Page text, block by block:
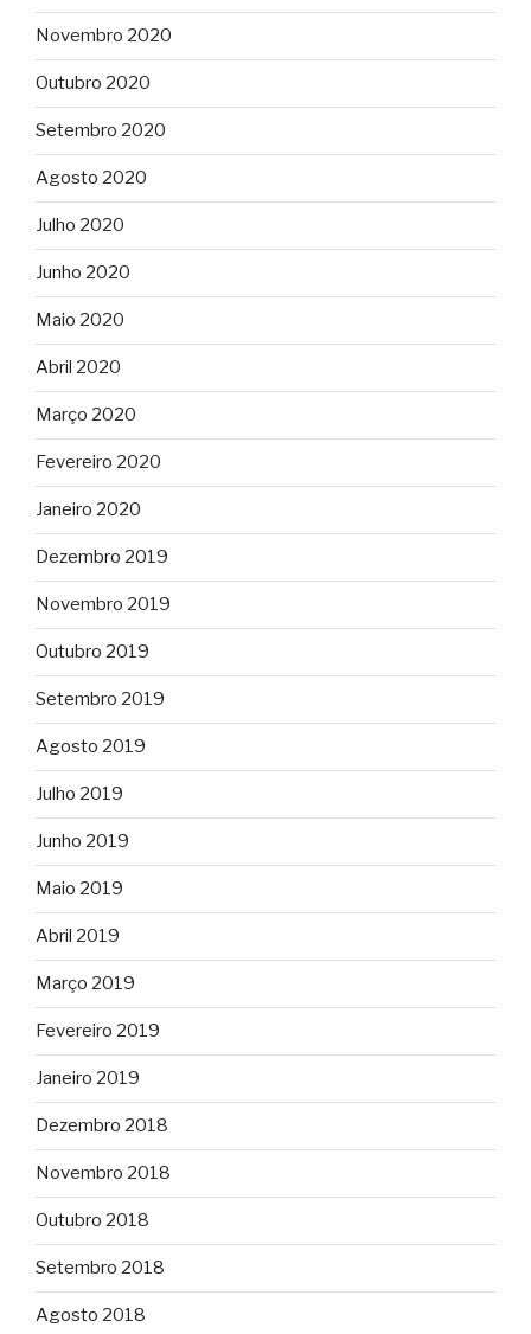
Novembro 2020
Outubro 2020
Setembro 2020
Agosto 2020
Julho 2020
Junho 2020
Maio 2020
Abril 2020
Março 2020
Fevereiro 2020
Janeiro 2020
Dezembro 2019
Novembro 2019
Outubro 2019
Setembro 2019
Agosto 2019
Julho 2019
Junho 2019
Maio 2019
Abril 2019
Março 2019
Fevereiro 2019
Janeiro 2019
Dezembro 2018
Novembro 2018
Outubro 2018
Setembro 2018
Agosto 2018